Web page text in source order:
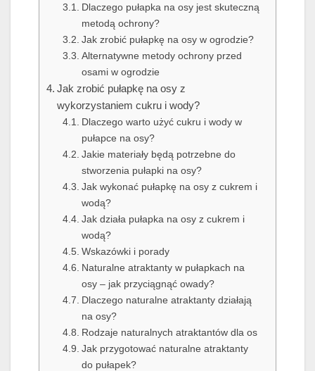
Dlaczego pułapka na osy jest skuteczną
metodą ochrony?
Jak zrobić pułapkę na osy w ogrodzie?
Alternatywne metody ochrony przed
osami w ogrodzie
Jak zrobić pułapkę na osy z
wykorzystaniem cukru i wody?
Dlaczego warto użyć cukru i wody w
pułapce na osy?
Jakie materiały będą potrzebne do
stworzenia pułapki na osy?
Jak wykonać pułapkę na osy z cukrem i
wodą?
Jak działa pułapka na osy z cukrem i
wodą?
Wskazówki i porady
Naturalne atraktanty w pułapkach na
osy – jak przyciągnąć owady?
Dlaczego naturalne atraktanty działają
na osy?
Rodzaje naturalnych atraktantów dla os
Jak przygotować naturalne atraktanty
do pułapek?